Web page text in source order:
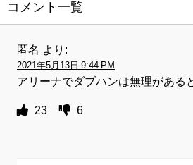
コメント一覧
匿名 より:
2021年5月13日 9:44 PM
アリーナでダブハンは無理がある
23 6